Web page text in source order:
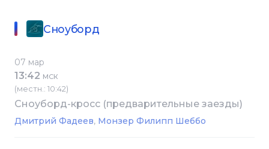
Сноуборд
07 мар
13:42 МСК
(местн.: 10:42)
Сноуборд-кросс (предварительные заезды)
Дмитрий Фадеев Монзер Филипп Шеббо